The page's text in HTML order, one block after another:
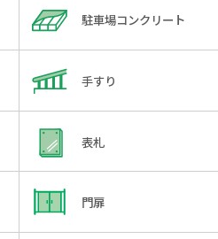
駐車場コンクリート
手すり
表札
門扉